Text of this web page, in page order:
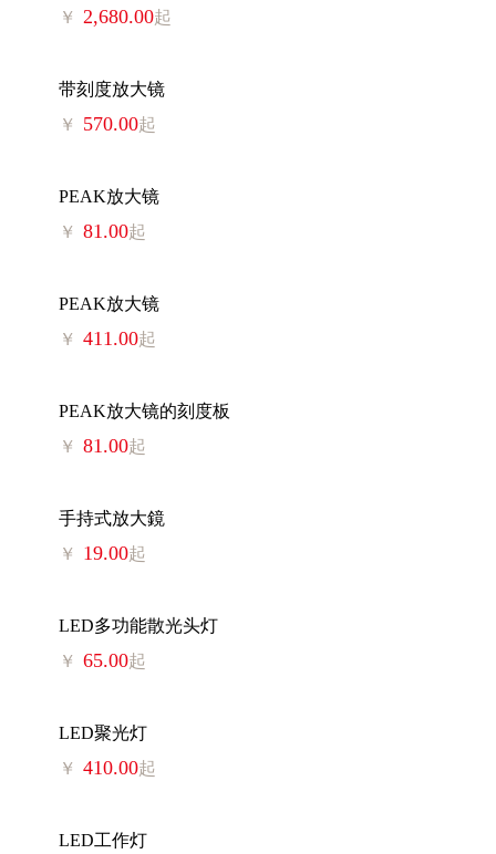
￥ 2,680.00起
带刻度放大镜
￥ 570.00起
PEAK放大镜
￥ 81.00起
PEAK放大镜
￥ 411.00起
PEAK放大镜的刻度板
￥ 81.00起
手持式放大鏡
￥ 19.00起
LED多功能散光头灯
￥ 65.00起
LED聚光灯
￥ 410.00起
LED工作灯